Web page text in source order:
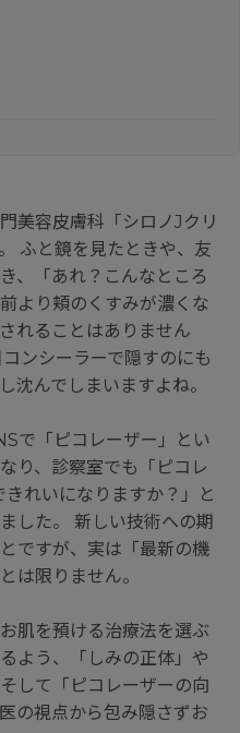
美容皮膚科「シロノJクリ
ふと鏡を見たときや、友
、「あれ？こんなところ
より頬のくすみが濃くな
れることはありません
ンシーラーで隠すのにも
沈んでしまいますよね。
で「ピコレーザー」とい
り、診察室でも「ピコレ
れいになりますか？」と
した。 新しい技術への期
ですが、実は「最新の機
は限りません。
肌を預ける治療法を選ぶ
よう、「しみの正体」や
して「ピコレーザーの向
の視点から包み隠さずお